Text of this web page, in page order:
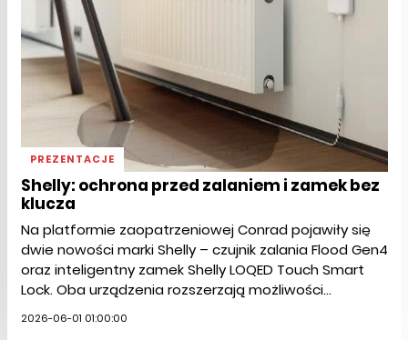
PREZENTACJE
Shelly: ochrona przed zalaniem i zamek bez
klucza
Na platformie zaopatrzeniowej Conrad pojawiły się
dwie nowości marki Shelly – czujnik zalania Flood Gen4
oraz inteligentny zamek Shelly LOQED Touch Smart
Lock. Oba urządzenia rozszerzają możliwości...
2026-06-01 01:00:00